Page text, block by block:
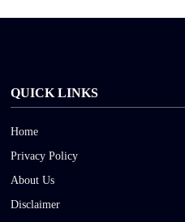
QUICK LINKS
Home
Privacy Policy
About Us
Disclaimer